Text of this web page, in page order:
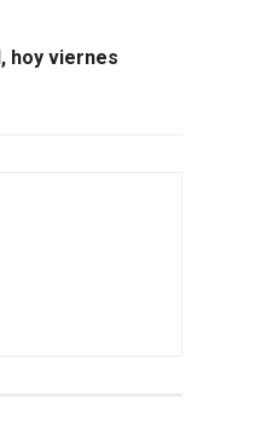
hoy viernes